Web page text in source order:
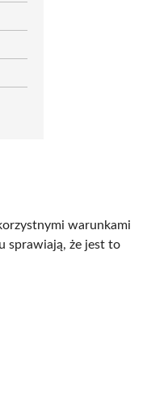
warunkami
sprawiają, że jest to